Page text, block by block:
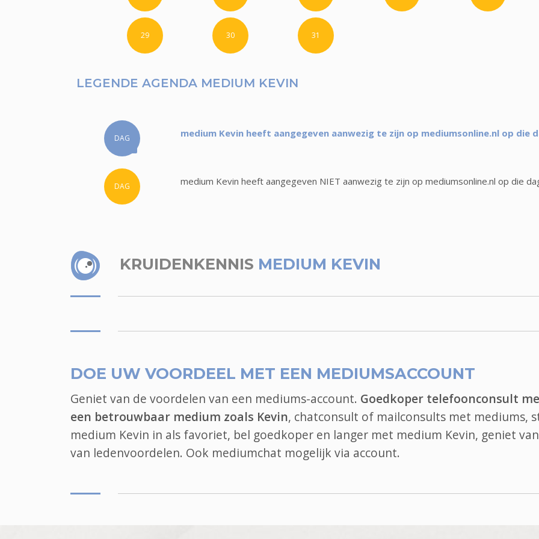
29 30 31
LEGENDE AGENDA MEDIUM KEVIN
DAG medium Kevin heeft aangegeven aanwezig te zijn op mediumsonline.nl op die
DAG medium Kevin heeft aangegeven NIET aanwezig te zijn op mediumsonline.nl op die
KRUIDENKENNIS MEDIUM KEVIN
DOE UW VOORDEEL MET EEN MEDIUMSACCOUNT
Geniet van de voordelen van een mediums-account. Goedkoper telefoonconsult
een betrouwbaar medium zoals Kevin, chatconsult of mailconsults met mediums,
medium Kevin in als favoriet, bel goedkoper en langer met medium Kevin, geniet
van ledenvoordelen. Ook mediumchat mogelijk via account.